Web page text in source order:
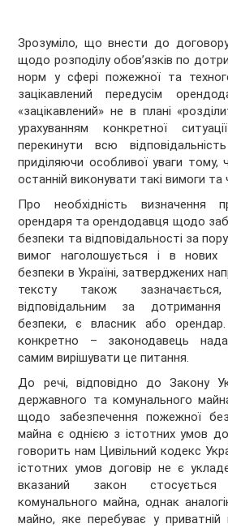
Зрозуміло, що внести до
щодо розподілу обов’язків по
норм у сфері пожежної та
зацікавлений передусім
«зацікавлений» не в плані
урахуванням конкретної
перекинути всю
приділяючи особливої уваги тому,
останній виконувати такі вимоги та
Про необхідність визначення
орендаря та орендодавця щодо
безпеки та відповідальності за
вимог наголошується і в нових
безпеки в Україні, затверджених
тексту також
відповідальним за
безпеки, є власник або
конкретно – законодавець
самим вирішувати це питання.
До речі, відповідно до Закону
державного та комунального
щодо забезпечення пожежної
майна є однією з істотних умов
говорить нам Цивільний кодекс
істотних умов договір не є
вказаний закон
комунального майна, однак
майно, яке перебуває у приватній